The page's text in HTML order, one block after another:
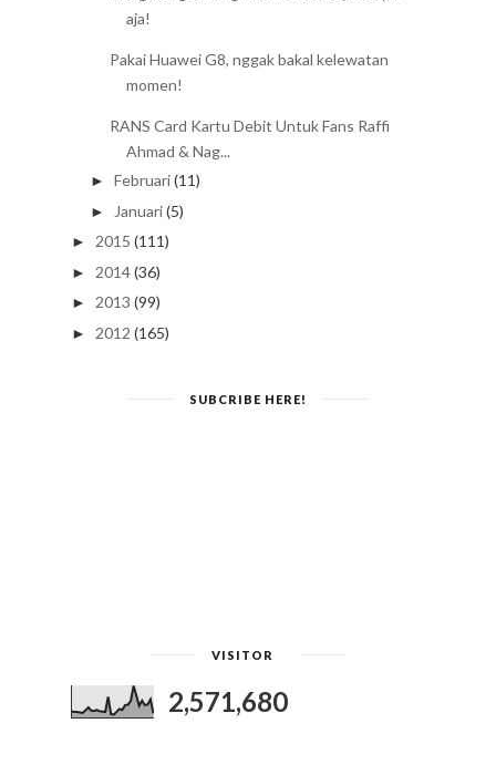
aja!​
Pakai Huawei G8, nggak bakal kelewatan
momen!​
RANS Card Kartu Debit Untuk Fans Raffi
Ahmad & Nag...
► Februari(11)
► Januari(5)
► 2015 (111)
► 2014(36)
► 2013 (99)
► 2012 (165)
SUBCRIBE HERE!
VISITOR
2,571,680